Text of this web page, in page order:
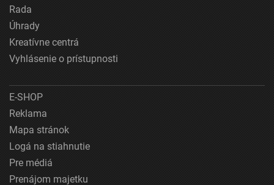
Rada
Úhrady
Kreatívne centrá
Vyhlásenie o prístupnosti
E-SHOP
Reklama
Mapa stránok
Logá na stiahnutie
Pre médiá
Prenájom majetku